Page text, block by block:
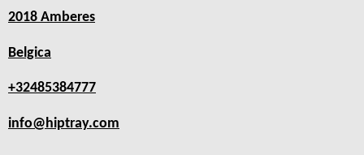
2018 Amberes
Belgica
+32485384777
info@hiptray.com